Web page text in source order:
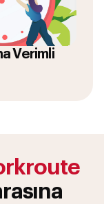
Verimli